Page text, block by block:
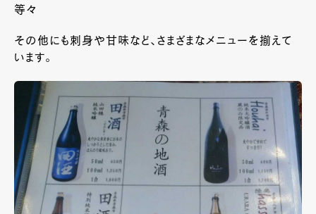
等々
その他にも刺身や甘味など、さまざまなメニューを揃えて
います。